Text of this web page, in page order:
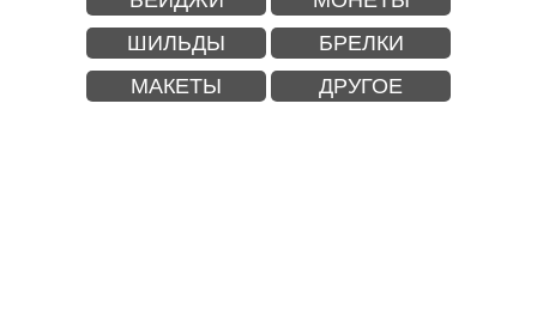
ШИЛЬДЫ БРЕЛКИ
МАКЕТЫ ДРУГОЕ